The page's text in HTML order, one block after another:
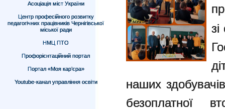
Асоціація міст України
Центр професійного розвитку
педагогічних працівників Чернігівської
міської ради
НМЦ ПТО
Профорієнтаційний портал
Портал «Моя кар’єра»
Youtube-канал управління освіти
наших
безоплатної